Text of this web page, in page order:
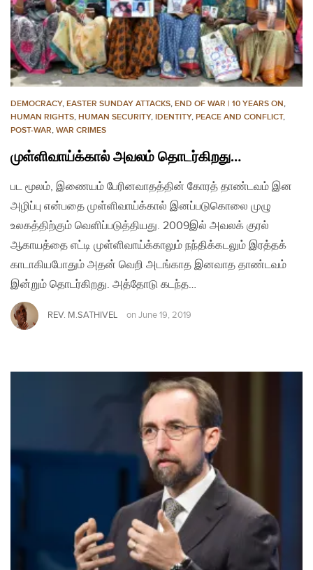
DEMOCRACY, EASTER SUNDAY ATTACKS, END OF WAR | 10 YEARS ON,
HUMAN RIGHTS, HUMAN SECURITY, IDENTITY, PEACE AND CONFLICT,
POST-WAR, WAR CRIMES
முள்ளிவாய்க்கால் அவலம் தொடர்கிறது…
பட மூலம், இணையம் பேரினவாதத்தின் கோரத் தாண்டவம் இன
அழிப்பு என்பதை முள்ளிவாய்க்கால் இனப்படுகொலை முழு
உலகத்திற்கும் வெளிப்படுத்தியது. 2009இல் அவலக் குரல்
ஆகாயத்தை எட்டி முள்ளிவாய்க்காலும் நந்திக்கடலும் இரத்தக்
காடாகியபோதும் அதன் வெறி அடங்காத இனவாத தாண்டவம்
இன்றும் தொடர்கிறது. அத்தோடு கடந்த…
REV. M.SATHIVEL on June 19, 2019